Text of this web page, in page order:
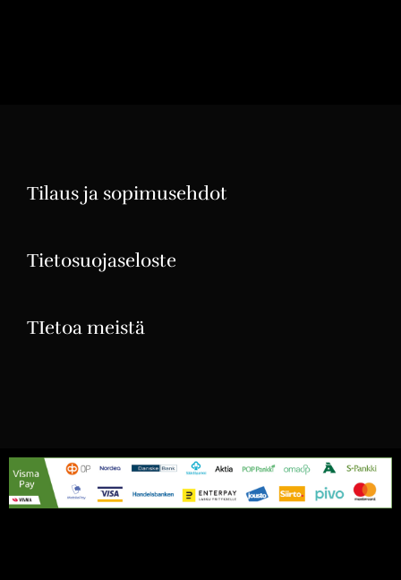
Tilaus ja sopimusehdot
Tietosuojaseloste
TIetoa meistä